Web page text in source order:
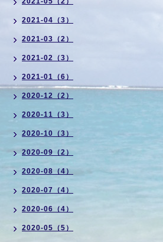
2021-04（3）
2021-03（2）
2021-02（3）
2021-01（6）
2020-12（2）
2020-11（3）
2020-10（3）
2020-09（2）
2020-08（4）
2020-07（4）
2020-06（4）
2020-05（5）